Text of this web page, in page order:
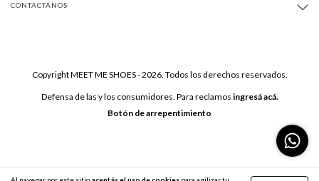
CONTACTÁNOS
Copyright MEET ME SHOES - 2026. Todos los derechos reservados.
Defensa de las y los consumidores. Para reclamos ingresá acá.
Botón de arrepentimiento